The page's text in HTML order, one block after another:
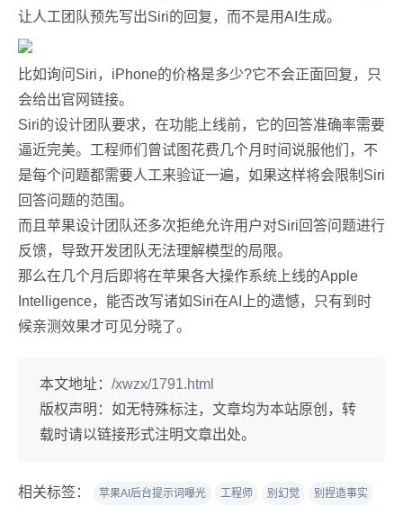
让人工团队预先写出Siri的回复，而不是用AI生成。
比如询问Siri，iPhone的价格是多少?它不会正面回复，只
会给出官网链接。
Siri的设计团队要求，在功能上线前，它的回答准确率需要
逼近完美。工程师们曾试图花费几个月时间说服他们，不
是每个问题都需要人工来验证一遍，如果这样将会限制Siri
回答问题的范围。
而且苹果设计团队还多次拒绝允许用户对Siri回答问题进行
反馈，导致开发团队无法理解模型的局限。
那么在几个月后即将在苹果各大操作系统上线的Apple
Intelligence，能否改写诸如Siri在AI上的遗憾，只有到时
候亲测效果才可见分晓了。
本文地址： /xwzx/1791.html
版权声明： 如无特殊标注，文章均为本站原创，转
载时请以链接形式注明文章出处。
相关标签： 苹果AI后台提示词曝光 工程师 别幻觉 别捏造事实